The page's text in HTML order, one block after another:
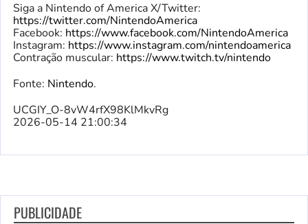
Siga a Nintendo of America X/Twitter:
https://twitter.com/NintendoAmerica
Facebook: https://www.facebook.com/NintendoAmerica
Instagram: https://www.instagram.com/nintendoamerica
Contração muscular: https://www.twitch.tv/nintendo
Fonte: Nintendo.
UCGIY_O-8vW4rfX98KlMkvRg
2026-05-14 21:00:34
PUBLICIDADE